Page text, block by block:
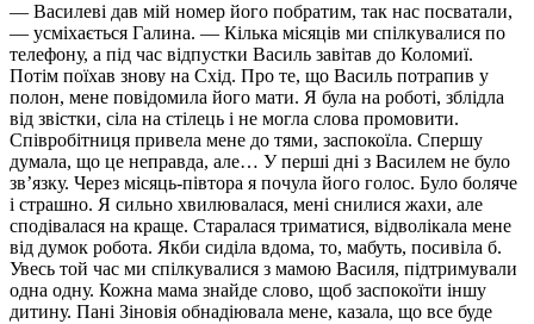
— Василеві дав мій номер його побратим, так нас посватали,
— усміхається Галина. — Кілька місяців ми спілкувалися по
телефону, а під час відпустки Василь завітав до Коломиї.
Потім поїхав знову на Схід. Про те, що Василь потрапив у
полон, мене повідомила його мати. Я була на роботі, зблідла
від звістки, сіла на стілець і не могла слова промовити.
Співробітниця привела мене до тями, заспокоїла. Спершу
думала, що це неправда, але… У перші дні з Василем не було
зв’язку. Через місяць-півтора я почула його голос. Було боляче
і страшно. Я сильно хвилювалася, мені снилися жахи, але
сподівалася на краще. Старалася триматися, відволікала мене
від думок робота. Якби сиділа вдома, то, мабуть, посивіла б.
Увесь той час ми спілкувалися з мамою Василя, підтримували
одна одну. Кожна мама знайде слово, щоб заспокоїти іншу
дитину. Пані Зіновія обнадіювала мене, казала, що все буде